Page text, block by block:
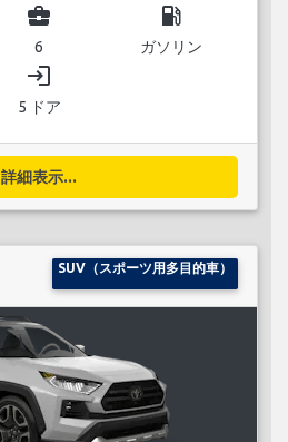
business_center
6
local_gas_station
ガソリン
login
5 ドア
詳細表示...
SUV（スポーツ用多目的車）